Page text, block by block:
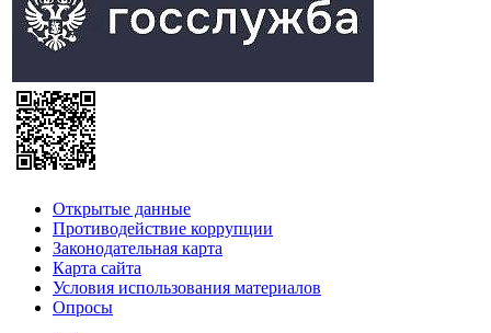
Открытые данные
Противодействие коррупции
Законодательная карта
Карта сайта
Условия использования материалов
Опросы